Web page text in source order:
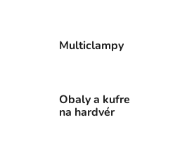
Multiclampy
Obaly a kufre
na hardvér